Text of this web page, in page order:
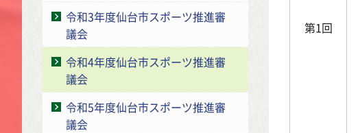
令和3年度仙台市スポーツ推進審
議会
令和4年度仙台市スポーツ推進審
議会
令和5年度仙台市スポーツ推進審
議会
第1回